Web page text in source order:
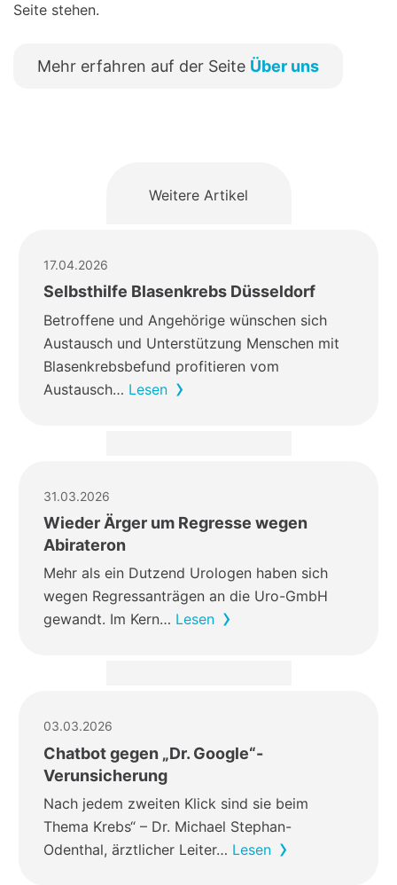
Seite stehen.
Mehr erfahren auf der Seite Über uns
Weitere Artikel
17.04.2026
Selbsthilfe Blasenkrebs Düsseldorf
Betroffene und Angehörige wünschen sich
Austausch und Unterstützung Menschen mit
Blasenkrebsbefund profitieren vom
Austausch… Lesen
31.03.2026
Wieder Ärger um Regresse wegen
Abirateron
Mehr als ein Dutzend Urologen haben sich
wegen Regressanträgen an die Uro-GmbH
gewandt. Im Kern… Lesen
03.03.2026
Chatbot gegen „Dr. Google“-
Verunsicherung
Nach jedem zweiten Klick sind sie beim
Thema Krebs“ – Dr. Michael Stephan-
Odenthal, ärztlicher Leiter… Lesen